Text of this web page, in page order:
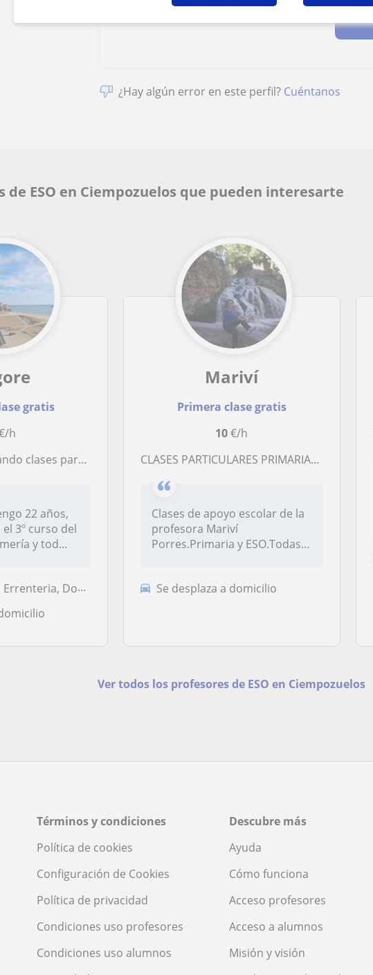
¿Hay algún error en este perfil? Cuéntanos
de ESO en Ciempozuelos que pueden interesarte
gratis
h
a cualquier alumno de primaria y la ESO en Donostia
22 años,
3º curso del
y tod...
Irun, Lezo, Oiartzun, Pasaia
Mariví
Primera clase gratis
10€/h
CLASES PARTICULARES PRIMARIA/ SECUNDARIA
Clases de apoyo escolar de la
profesora Mariví
Porres.Primaria y ESO.Todas
Se desplaza a domicilio
Ver todos los profesores de ESO en Ciempozuelos
Términos y condiciones
Política de cookies
Configuración de Cookies
Política de privacidad
Condiciones uso profesores
Condiciones uso alumnos
Descubre más
Ayuda
Cómo funciona
Acceso profesores
Acceso a alumnos
Misión y visión